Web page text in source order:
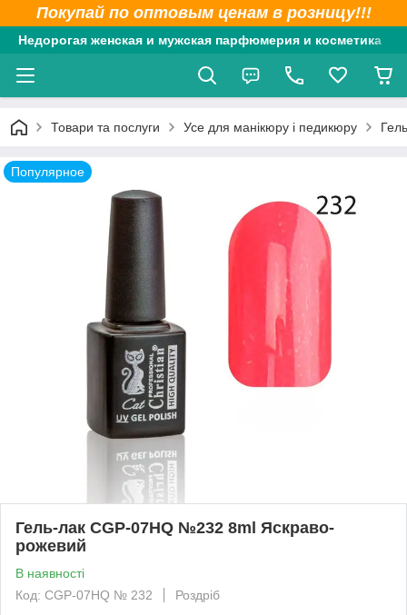
Покупай по оптовым ценам в розницу!!!
Недорогая женская и мужская парфюмерия и косметика
Товари та послуги Усе для манікюру і педикюру
Популярное
Гель-лак CGP-07HQ №232 8ml Яскраво-
рожевий
В наявності
Код: CGP-07HQ № 232
Роздріб